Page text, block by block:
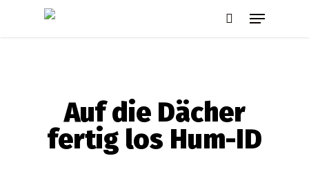
Menu
Auf die Dächer
fertig los Hum-ID